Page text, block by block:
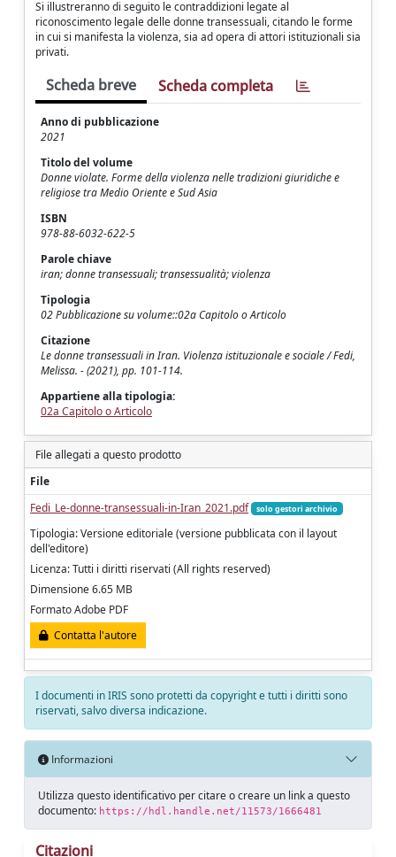
Si illustreranno di seguito le contraddizioni legate al
riconoscimento legale delle donne transessuali, citando le forme
in cui si manifesta la violenza, sia ad opera di attori istituzionali sia
privati.
Scheda breve Scheda completa
Anno di pubblicazione
2021
Titolo del volume
Donne violate. Forme della violenza nelle tradizioni giuridiche e
religiose tra Medio Oriente e Sud Asia
ISBN
978-88-6032-622-5
Parole chiave
iran; donne transessuali; transessualità; violenza
Tipologia
02 Pubblicazione su volume::02a Capitolo o Articolo
Citazione
Le donne transessuali in Iran. Violenza istituzionale e sociale / Fedi,
Melissa. - (2021), pp. 101-114.
Appartiene alla tipologia:
02a Capitolo o Articolo
File allegati a questo prodotto
File
Fedi_Le-donne-transessuali-in-Iran_2021.pdf
solo gestori archivio
Tipologia: Versione editoriale (versione pubblicata con il layout
dell'editore)
Licenza: Tutti i diritti riservati (All rights reserved)
Dimensione 6.65 MB
Formato Adobe PDF
Contatta l'autore
I documenti in IRIS sono protetti da copyright e tutti i diritti sono
riservati, salvo diversa indicazione.
Informazioni
Utilizza questo identificativo per citare o creare un link a questo
documento: https://hdl.handle.net/11573/1666481
Citazioni